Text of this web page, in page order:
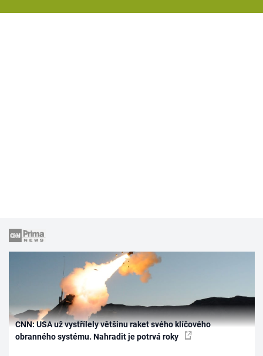
CNN: USA už vystřílely většinu raket svého klíčového
obranného systému. Nahradit je potrvá roky